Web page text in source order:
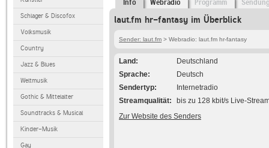
Schlager & Discofox
Volksmusik
Country
Jazz & Blues
Weltmusik
Gothic & Mittelalter
Soundtracks & Musical
Kinder-Musik
Gay
Info Webradio Programm
laut.fm hr-fantasy im Überblick
Sender: laut.fm > Webradio: laut.fm hr-fantasy
Land
Deutschland
Sprache
Deutsch
Sendertyp
Internetradio
Streamqualität
bis zu 128 kbit/s Live-
Zur Website des Senders